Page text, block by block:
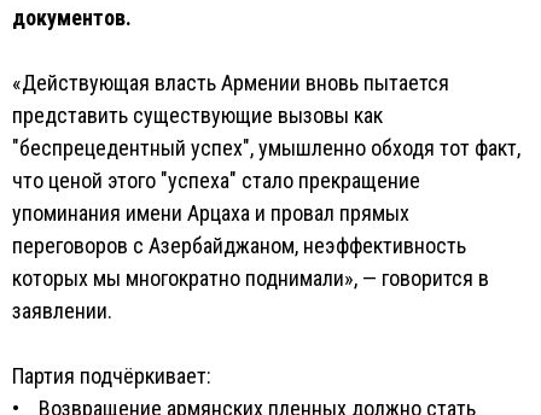
документов.
«Действующая власть Армении вновь пытается
представить существующие вызовы как
"беспрецедентный успех", умышленно обходя тот факт,
что ценой этого "успеха" стало прекращение
упоминания имени Арцаха и провал прямых
переговоров с Азербайджаном, неэффективность
которых мы многократно поднимали», — говорится в
заявлении.
Партия подчёркивает:
• Возвращение армянских пленных должно стать